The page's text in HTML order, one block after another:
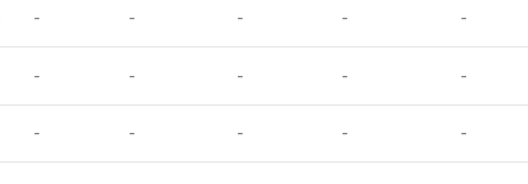
- - - - -
- - - - -
- - - - -